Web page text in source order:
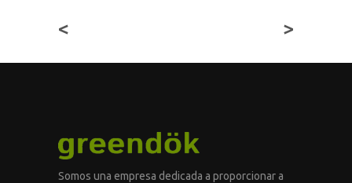
< >
Somos una empresa dedicada a proporcionar a